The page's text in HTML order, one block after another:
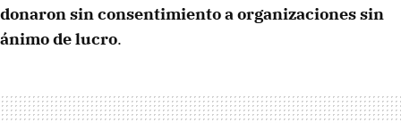
donaron sin consentimiento a organizaciones sin
ánimo de lucro.